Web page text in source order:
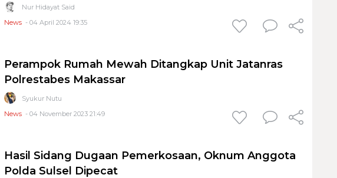
Nur Hidayat Said
News - 04 April 2024 19:35
Perampok Rumah Mewah Ditangkap Unit Jatanras
Polrestabes Makassar
Syukur Nutu
News - 04 November 2023 21:49
Hasil Sidang Dugaan Pemerkosaan, Oknum Anggota
Polda Sulsel Dipecat